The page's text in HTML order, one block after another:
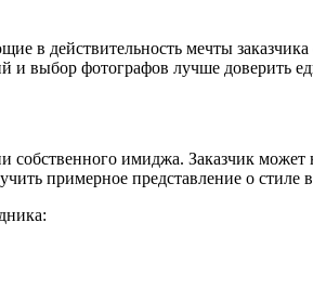
в действительность мечты
выбор фотографов лучше доверить
собственного имиджа. Заказчик
примерное представление о стиле